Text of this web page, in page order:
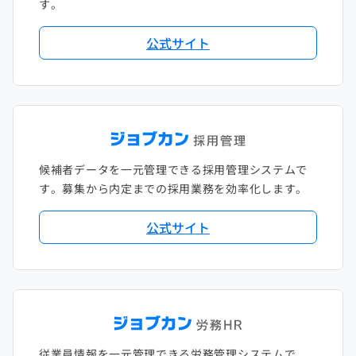
す。
公式サイト
候補者データを一元管理できる採用管理システムで
す。募集から内定までの採用業務を効率化します。
公式サイト